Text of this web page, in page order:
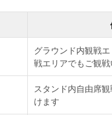
グラウンド内観戦
戦エリアでもご観
スタンド内自由席
けます